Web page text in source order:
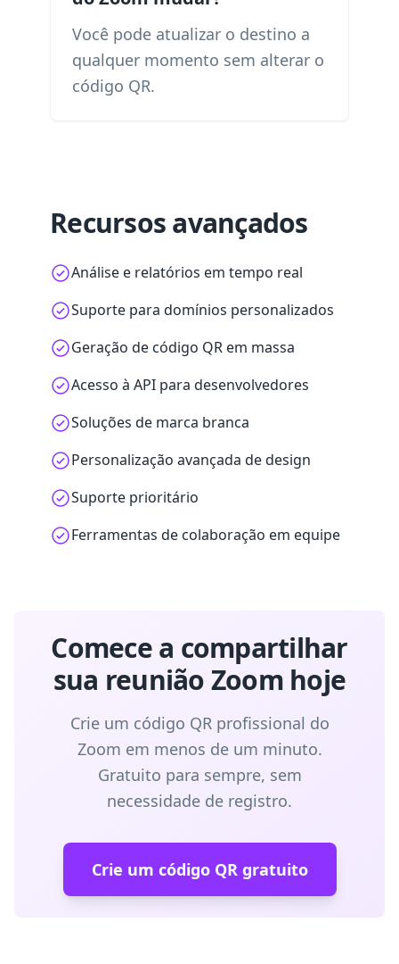
Você pode atualizar o destino a
qualquer momento sem alterar o
código QR.
Recursos avançados
Análise e relatórios em tempo real
Suporte para domínios personalizados
Geração de código QR em massa
Acesso à API para desenvolvedores
Soluções de marca branca
Personalização avançada de design
Suporte prioritário
Ferramentas de colaboração em equipe
Comece a compartilhar
sua reunião Zoom hoje
Crie um código QR profissional do
Zoom em menos de um minuto.
Gratuito para sempre, sem
necessidade de registro.
Crie um código QR gratuito